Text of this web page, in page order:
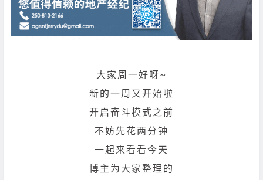
大家周一好呀~
新的一周又开始啦
开启奋斗模式之前
不妨先花两分钟
一起来看看今天
博主为大家整理的